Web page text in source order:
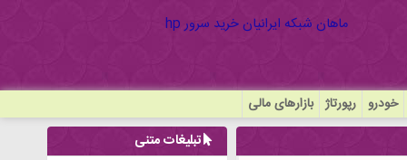
خودرو رپورتاژ بازارهای مالی
تبلیغات متنی